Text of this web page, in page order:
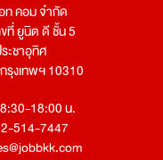
ท คอม จำกัด
ที่ ยูนิต ดี ชั้น 5
ะชาอุทิศ
รุงเทพฯ 10310
18:00 น.
514-7447